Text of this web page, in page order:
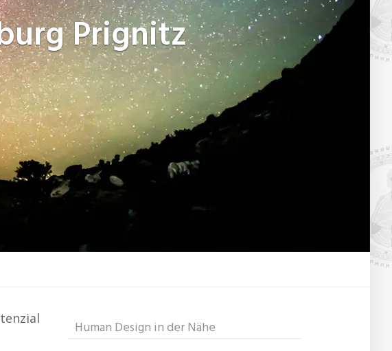
Prignitz
Human Design in der Nähe